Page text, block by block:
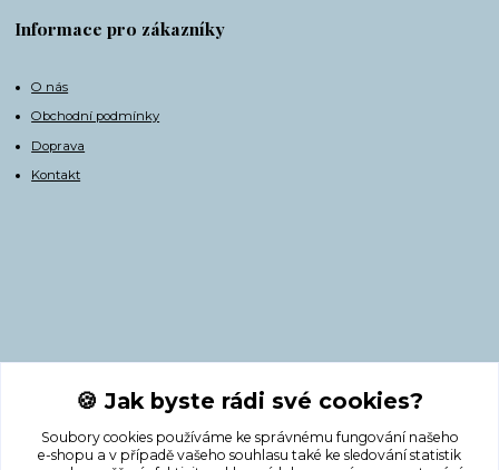
Informace pro zákazníky
O nás
Obchodní podmínky
Doprava
Kontakt
Kontakty
+420 775 308 750
🍪 Jak byste rádi své cookies?
Soubory cookies používáme ke správnému fungování našeho
e-shopu a v případě vašeho souhlasu také ke sledování statistik